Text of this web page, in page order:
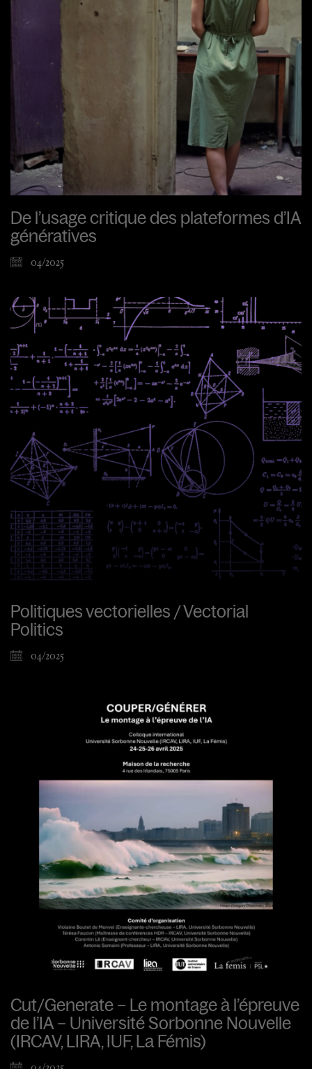
De l’usage critique des plateformes d’IA
génératives
04/2025
Politiques vectorielles / Vectorial
Politics
04/2025
Cut/Generate – Le montage à l’épreuve
de l’IA – Université Sorbonne Nouvelle
(IRCAV, LIRA, IUF, La Fémis)